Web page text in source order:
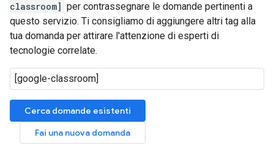
classroom] per contrassegnare le domande pertinenti a
questo servizio. Ti consigliamo di aggiungere altri tag alla
tua domanda per attirare l'attenzione di esperti di
tecnologie correlate.
Cerca domande esistenti
Fai una nuova domanda